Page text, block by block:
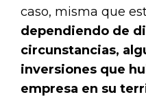
caso, misma que
dependiendo de
circunstancias,
inversiones que
empresa en su